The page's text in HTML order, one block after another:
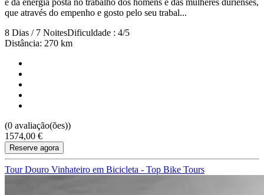
e da energia posta no trabalho dos homens e das mulheres durienses,
que através do empenho e gosto pelo seu trabal...
8 Dias / 7 NoitesDificuldade : 4/5
Distância: 270 km
(0 avaliação(ões))
1574,00 €
Reserve agora
Tour Douro Vinhateiro em Bicicleta - Top Bike Tours